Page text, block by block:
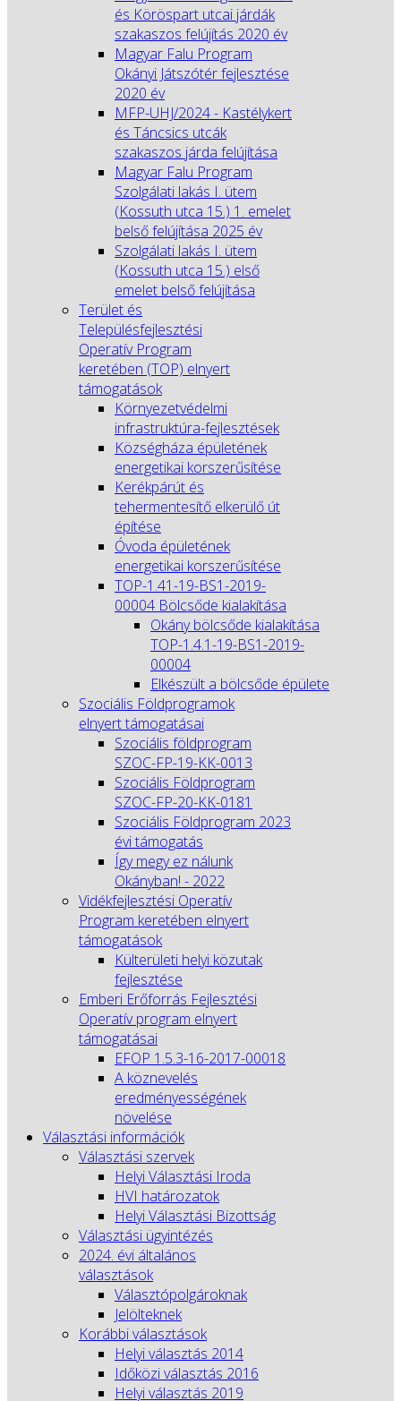
és Köröspart utcai járdák
szakaszos felújítás 2020 év
Magyar Falu Program
Okányi Játszótér fejlesztése
2020 év
MFP-UHJ/2024 - Kastélykert
és Táncsics utcák
szakaszos járda felújítása
Magyar Falu Program
Szolgálati lakás I. ütem
(Kossuth utca 15.) 1. emelet
belső felújítása 2025 év
Szolgálati lakás I. ütem
(Kossuth utca 15.) első
emelet belső felújítása
Terület és
Településfejlesztési
Operatív Program
keretében (TOP) elnyert
támogatások
Környezetvédelmi
infrastruktúra-fejlesztések
Községháza épületének
energetikai korszerűsítése
Kerékpárút és
tehermentesítő elkerülő út
építése
Óvoda épületének
energetikai korszerűsítése
TOP-1.41-19-BS1-2019-
00004 Bölcsőde kialakítása
Okány bölcsőde kialakítása
TOP-1.4.1-19-BS1-2019-
00004
Elkészült a bölcsőde épülete
Szociális Földprogramok
elnyert támogatásai
Szociális földprogram
SZOC-FP-19-KK-0013
Szociális Földprogram
SZOC-FP-20-KK-0181
Szociális Földprogram 2023
évi támogatás
Így megy ez nálunk
Okányban! - 2022
Vidékfejlesztési Operatív
Program keretében elnyert
támogatások
Külterületi helyi közutak
fejlesztése
Emberi Erőforrás Fejlesztési
Operatív program elnyert
támogatásai
EFOP 1.5.3-16-2017-00018
A köznevelés
eredményességének
növelése
Választási információk
Választási szervek
Helyi Választási Iroda
HVI határozatok
Helyi Választási Bizottság
Választási ügyintézés
2024. évi általános
választások
Választópolgároknak
Jelölteknek
Korábbi választások
Helyi választás 2014
Időközi választás 2016
Helyi választás 2019